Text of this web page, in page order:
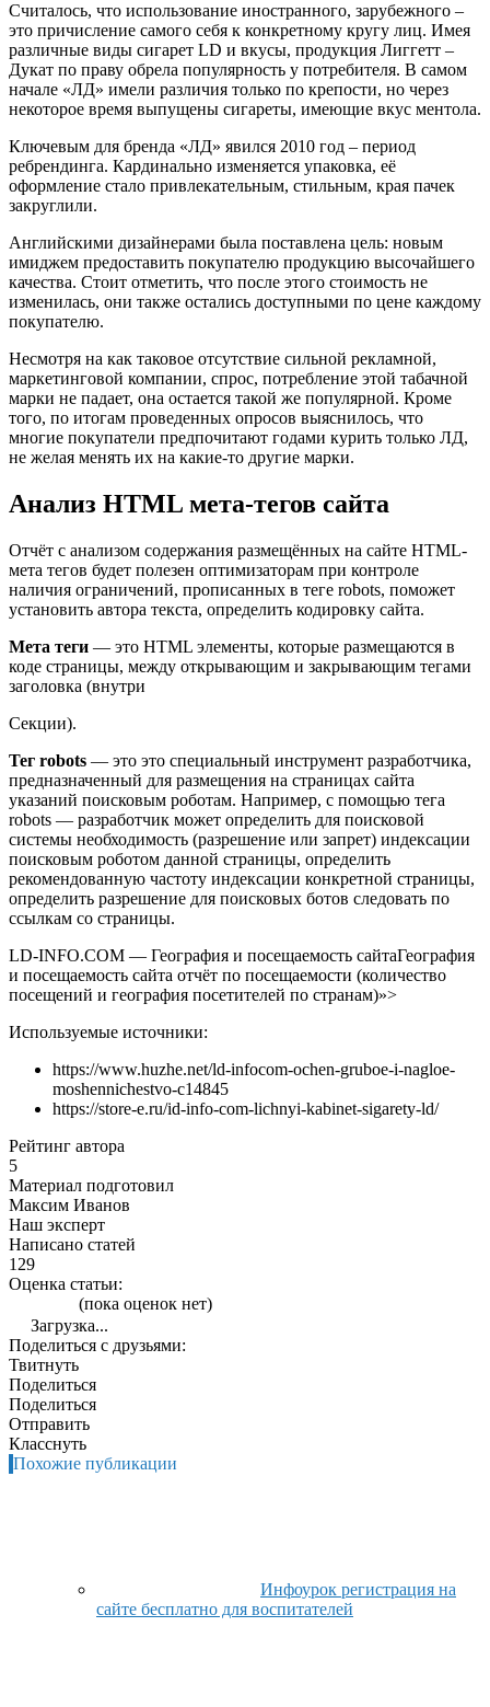
Считалось, что использование иностранного, зарубежного –
это причисление самого себя к конкретному кругу лиц. Имея
различные виды сигарет LD и вкусы, продукция Лиггетт –
Дукат по праву обрела популярность у потребителя. В самом
начале «ЛД» имели различия только по крепости, но через
некоторое время выпущены сигареты, имеющие вкус ментола.
Ключевым для бренда «ЛД» явился 2010 год – период
ребрендинга. Кардинально изменяется упаковка, её
оформление стало привлекательным, стильным, края пачек
закруглили.
Английскими дизайнерами была поставлена цель: новым
имиджем предоставить покупателю продукцию высочайшего
качества. Стоит отметить, что после этого стоимость не
изменилась, они также остались доступными по цене каждому
покупателю.
Несмотря на как таковое отсутствие сильной рекламной,
маркетинговой компании, спрос, потребление этой табачной
марки не падает, она остается такой же популярной. Кроме
того, по итогам проведенных опросов выяснилось, что
многие покупатели предпочитают годами курить только ЛД,
не желая менять их на какие-то другие марки.
Анализ HTML мета-тегов сайта
Отчёт с анализом содержания размещённых на сайте HTML-
мета тегов будет полезен оптимизаторам при контроле
наличия ограничений, прописанных в теге robots, поможет
установить автора текста, определить кодировку сайта.
Мета теги — это HTML элементы, которые размещаются в
коде страницы, между открывающим и закрывающим тегами
заголовка (внутри
Секции).
Тег robots — это это специальный инструмент разработчика,
предназначенный для размещения на страницах сайта
указаний поисковым роботам. Например, с помощью тега
robots — разработчик может определить для поисковой
системы необходимость (разрешение или запрет) индексации
поисковым роботом данной страницы, определить
рекомендованную частоту индексации конкретной страницы,
определить разрешение для поисковых ботов следовать по
ссылкам со страницы.
LD-INFO.COM — География и посещаемость сайтаГеография
и посещаемость сайта отчёт по посещаемости (количество
посещений и география посетителей по странам)»>
Используемые источники:
https://www.huzhe.net/ld-infocom-ochen-gruboe-i-nagloe-
moshennichestvo-c14845
https://store-e.ru/id-info-com-lichnyi-kabinet-sigarety-ld/
Рейтинг автора
5
Материал подготовил
Максим Иванов
Наш эксперт
Написано статей
129
Оценка статьи:
(пока оценок нет)
Загрузка...
Поделиться с друзьями:
Твитнуть
Поделиться
Поделиться
Отправить
Класснуть
Похожие публикации
Инфоурок регистрация на
сайте бесплатно для воспитателей